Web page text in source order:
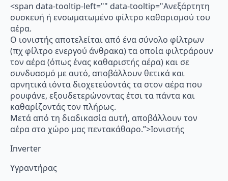
<span data-tooltip-left="" data-tooltip="Ανεξάρτητη
συσκευή ή ενσωματωμένο φίλτρο καθαρισμού του
αέρα.
Ο ιονιστής αποτελείται από ένα σύνολο φίλτρων
(πχ φίλτρο ενεργού άνθρακα) τα οποία φιλτράρουν
τον αέρα (όπως ένας καθαριστής αέρα) και σε
συνδυασμό με αυτό, αποβάλλουν θετικά και
αρνητικά ιόντα διοχετεύοντάς τα στον αέρα που
ρουφάνε, εξουδετερώνοντας έτσι τα πάντα και
καθαρίζοντάς τον πλήρως.
Μετά από τη διαδικασία αυτή, αποβάλλουν τον
αέρα στο χώρο μας πεντακάθαρο.”>Ιονιστής
Inverter
Υγραντήρας